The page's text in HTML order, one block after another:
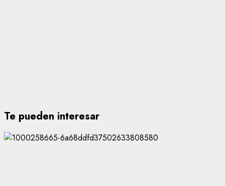
Te pueden interesar